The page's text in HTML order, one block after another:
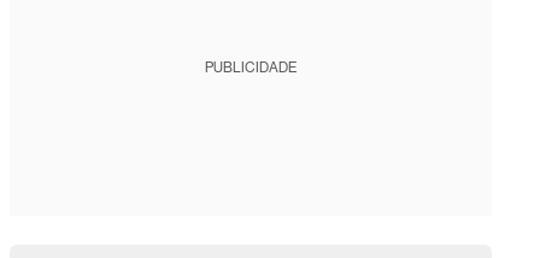
PUBLICIDADE